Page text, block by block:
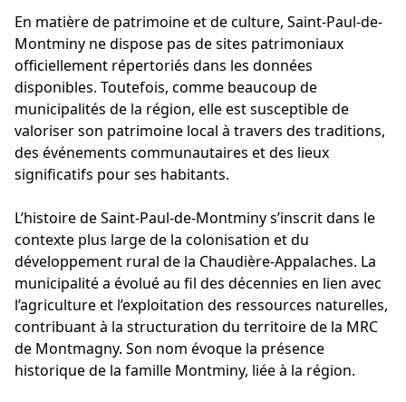
En matière de patrimoine et de culture, Saint-Paul-de-
Montminy ne dispose pas de sites patrimoniaux
officiellement répertoriés dans les données
disponibles. Toutefois, comme beaucoup de
municipalités de la région, elle est susceptible de
valoriser son patrimoine local à travers des traditions,
des événements communautaires et des lieux
significatifs pour ses habitants.
L’histoire de Saint-Paul-de-Montminy s’inscrit dans le
contexte plus large de la colonisation et du
développement rural de la Chaudière-Appalaches. La
municipalité a évolué au fil des décennies en lien avec
l’agriculture et l’exploitation des ressources naturelles,
contribuant à la structuration du territoire de la MRC
de Montmagny. Son nom évoque la présence
historique de la famille Montminy, liée à la région.